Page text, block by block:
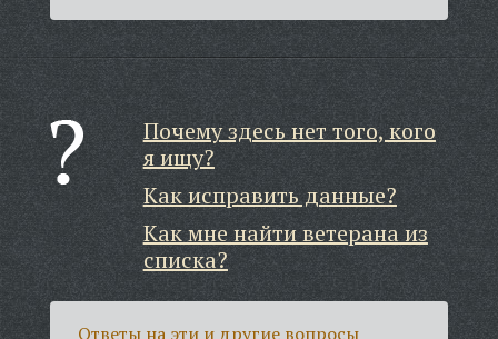
Почему здесь нет того, кого
я ищу?
Как исправить данные?
Как мне найти ветерана из
списка?
Ответы на эти и другие вопросы